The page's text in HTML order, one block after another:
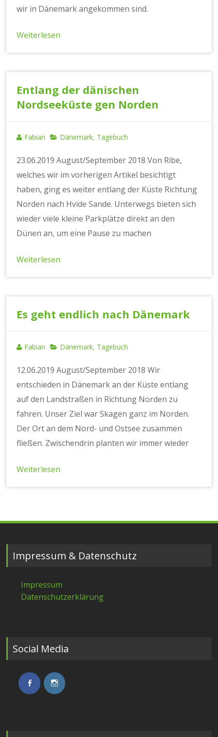
wir in Dänemark angekommen sind.
Weiterlesen
Entlang der dänischen
Nordseeküste gen Norden
Fabian Dänemark Tagebuch
23.06.2019 August/September 2018 Von Ribe,
welches wir im vorherigen Artikel besichtigt
haben, ging es weiter entlang der Küste Richtung
Norden nach Hvide Sande. Unterwegs bieten sich
wieder viele kleine Parkplätze direkt an den
Dünen an, um eine Pause zu machen
Weiterlesen
Es geht endlich nach Dänemark
Fabian Dänemark Tagebuch
12.06.2019 August/September 2018 Wir
entschieden in Dänemark an der Küste entlang
auf den Landstraßen in Richtung Norden zu
fahren. Unser Ziel war Skagen ganz im Norden.
Der Ort an dem Nord- und Ostsee zusammen
fließen. Zwischendrin planten wir immer wieder
Weiterlesen
Impressum & Datenschutz
Impressum
Datenschutzerklärung
Social Media